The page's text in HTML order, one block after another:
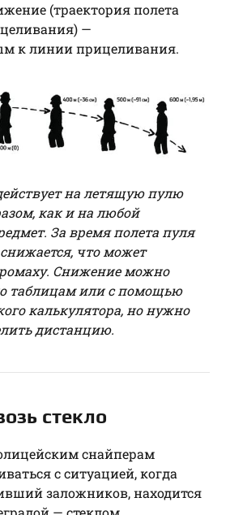
(траектория полета
—
к линии прицеливания.
на летящую пулю
как и на любой
За время полета пуля
что может
Снижение можно
таблицам или с помощью
калькулятора, но нужно
дистанцию.
стекло
снайперам
с ситуацией, когда
заложников, находится